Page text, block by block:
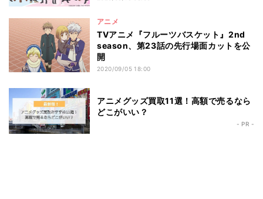
アニメ
TVアニメ『フルーツバスケット』2nd
season、第23話の先行場面カットを公
開
2020/09/05 18:00
アニメグッズ買取11選！高額で売るなら
どこがいい？
- PR -